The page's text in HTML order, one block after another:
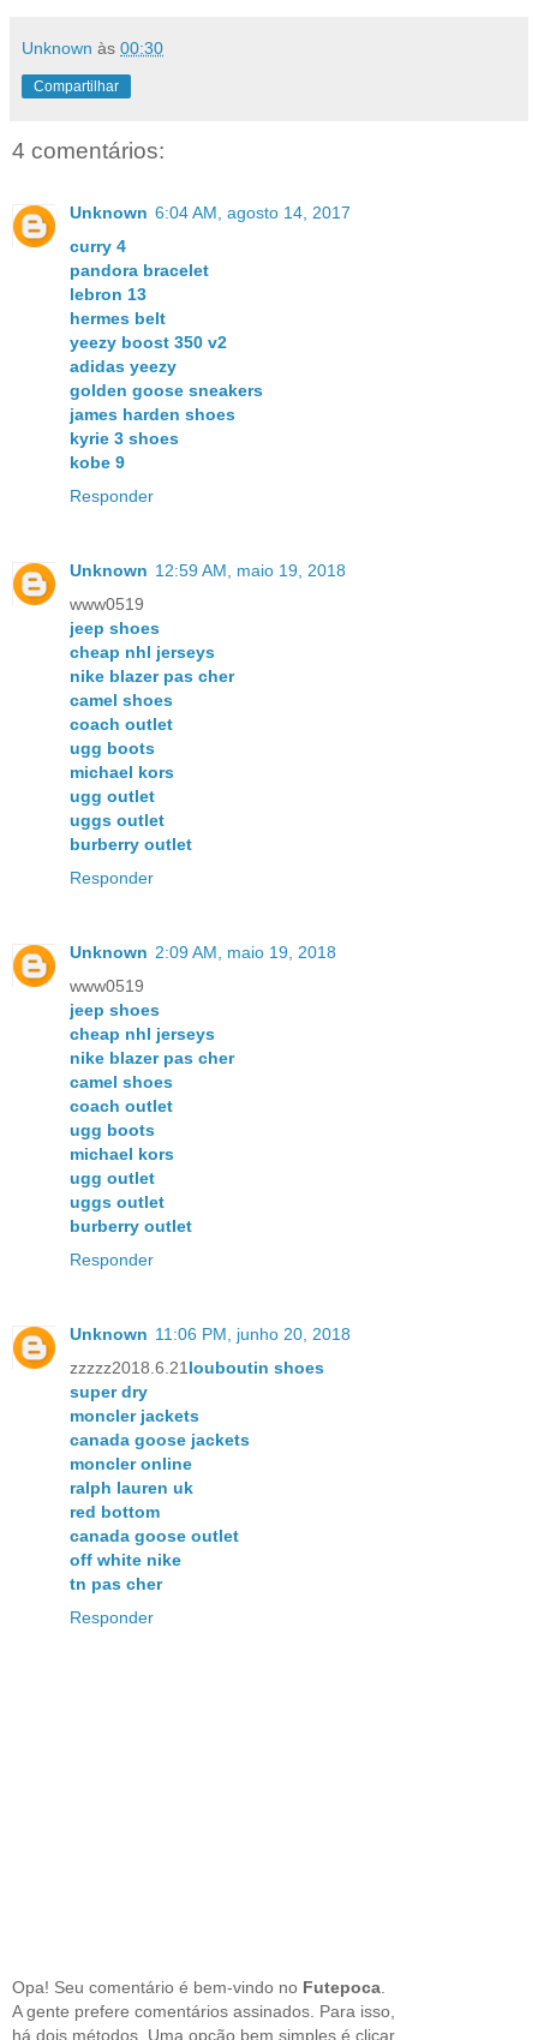
Unknown às 00:30
Compartilhar
4 comentários:
Unknown 6:04 AM, agosto 14, 2017
curry 4
pandora bracelet
lebron 13
hermes belt
yeezy boost 350 v2
adidas yeezy
golden goose sneakers
james harden shoes
kyrie 3 shoes
kobe 9
Responder
Unknown 12:59 AM, maio 19, 2018
www0519
jeep shoes
cheap nhl jerseys
nike blazer pas cher
camel shoes
coach outlet
ugg boots
michael kors
ugg outlet
uggs outlet
burberry outlet
Responder
Unknown 2:09 AM, maio 19, 2018
www0519
jeep shoes
cheap nhl jerseys
nike blazer pas cher
camel shoes
coach outlet
ugg boots
michael kors
ugg outlet
uggs outlet
burberry outlet
Responder
Unknown 11:06 PM, junho 20, 2018
zzzzz2018.6.21 louboutin shoes
super dry
moncler jackets
canada goose jackets
moncler online
ralph lauren uk
red bottom
canada goose outlet
off white nike
tn pas cher
Responder
Opa! Seu comentário é bem-vindo no Futepoca
A gente prefere comentários assinados. Para isso,
há dois métodos. Uma opção bem simples é clicar